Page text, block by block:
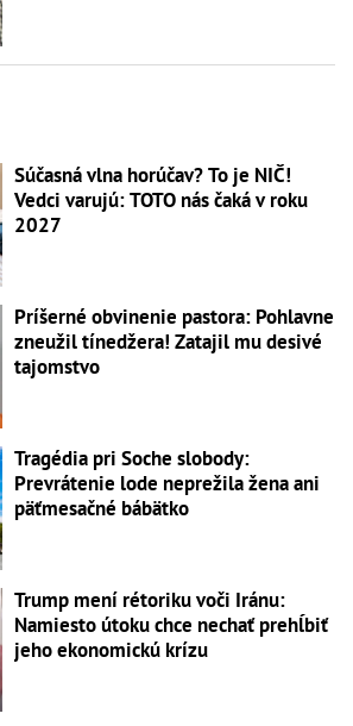
Súčasná vlna horúčav? To je NIČ!
Vedci varujú: TOTO nás čaká v roku
2027
Príšerné obvinenie pastora: Pohlavne
zneužil tínedžera! Zatajil mu desivé
tajomstvo
Tragédia pri Soche slobody:
Prevrátenie lode neprežila žena ani
päťmesačné bábätko
Trump mení rétoriku voči Iránu:
Namiesto útoku chce nechať prehĺbiť
jeho ekonomickú krízu